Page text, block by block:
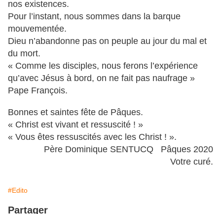
nos existences.
Pour l’instant, nous sommes dans la barque
mouvementée.
Dieu n’abandonne pas on peuple au jour du mal et
du mort.
« Comme les disciples, nous ferons l’expérience
qu’avec Jésus à bord, on ne fait pas naufrage »
Pape François.
Bonnes et saintes fête de Pâques.
« Christ est vivant et ressuscité ! »
« Vous êtes ressuscités avec les Christ ! ».
Père Dominique SENTUCQ Pâques 2020
Votre curé.
#Edito
Partager